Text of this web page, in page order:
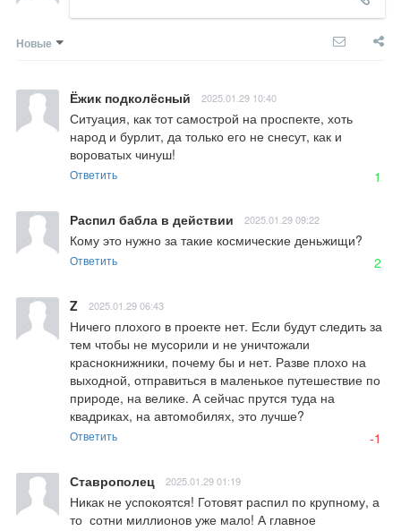
Новые
Ёжик подколёсный 2025.01.29 10:40
Ситуация, как тот самострой на проспекте, хоть
народ и бурлит, да только его не снесут, как и
вороватых чинуш!
Ответить 1
Распил бабла в действии 2025.01.29 09:22
Кому это нужно за такие космические деньжищи?
Ответить 2
Z 2025.01.29 06:43
Ничего плохого в проекте нет. Если будут следить за
тем чтобы не мусорили и не уничтожали
краснокнижники, почему бы и нет. Разве плохо на
выходной, отправиться в маленькое путешествие по
природе, на велике. А сейчас прутся туда на
квадриках, на автомобилях, это лучше?
Ответить -1
Ставрополец 2025.01.29 01:19
Никак не успокоятся! Готовят распил по крупному, а
то  сотни миллионов уже мало! А главное